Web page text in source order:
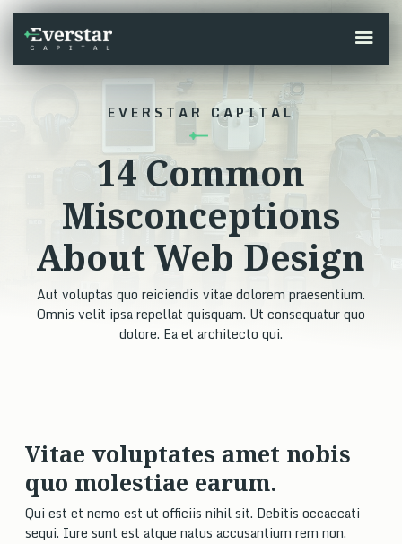
EVERSTAR CAPITAL
14 Common
Misconceptions
About Web Design
Aut voluptas quo reiciendis vitae dolorem praesentium.
Omnis velit ipsa repellat quisquam. Ut consequatur quo
dolore. Ea et architecto qui.
Vitae voluptates amet nobis
quo molestiae earum.
Qui est et nemo est ut officiis nihil sit. Debitis occaecati
sequi. Iure sunt est atque natus accusantium rem non.